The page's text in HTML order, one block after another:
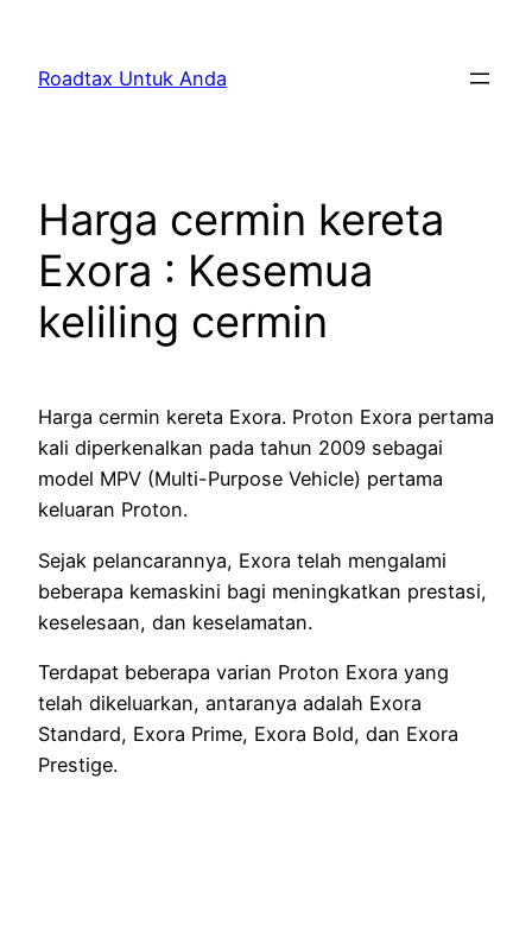
content
Roadtax Untuk Anda
Harga cermin kereta
Exora : Kesemua
keliling cermin
Harga cermin kereta Exora. Proton Exora pertama
kali diperkenalkan pada tahun 2009 sebagai
model MPV (Multi-Purpose Vehicle) pertama
keluaran Proton.
Sejak pelancarannya, Exora telah mengalami
beberapa kemaskini bagi meningkatkan prestasi,
keselesaan, dan keselamatan.
Terdapat beberapa varian Proton Exora yang
telah dikeluarkan, antaranya adalah Exora
Standard, Exora Prime, Exora Bold, dan Exora
Prestige.